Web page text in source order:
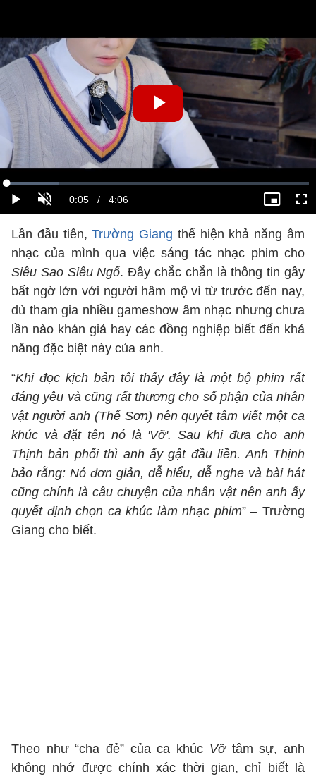
Lần đầu tiên,Trường Giang thể hiện khả năng âm
nhạc của mình qua việc sáng tác nhạc phim cho
Siêu Sao Siêu Ngố. Đây chắc chắn là thông tin gây
bất ngờ lớn với người hâm mộ vì từ trước đến nay,
dù tham gia nhiều gameshow âm nhạc nhưng chưa
lần nào khán giả hay các đồng nghiệp biết đến khả
năng đặc biệt này của anh.
“Khi đọc kịch bản tôi thấy đây là một bộ phim rất
đáng yêu và cũng rất thương cho số phận của nhân
vật người anh (Thế Sơn) nên quyết tâm viết một ca
khúc và đặt tên nó là 'Vỡ'. Sau khi đưa cho anh
Thịnh bản phối thì anh ấy gật đầu liền. Anh Thịnh
bảo rằng: Nó đơn giản, dễ hiểu, dễ nghe và bài hát
cũng chính là câu chuyện của nhân vật nên anh ấy
quyết định chọn ca khúc làm nhạc phim” – Trường
Giang cho biết.
Theo như “cha đẻ” của ca khúc Vỡtâm sự, anh
không nhớ được chính xác thời gian, chỉ biết là